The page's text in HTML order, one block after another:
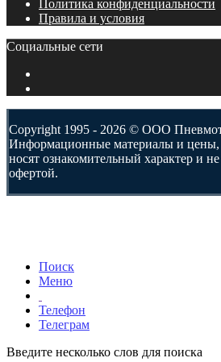
Политика конфиденциальности
Правила и условия
Социальные сети
Copyright 1995 - 2026 © ООО
Информационные материалы и цены,
носят ознакомительный характер и
офертой.
Поиск
Меню
Телефон
Телеграм
Введите несколько слов для поиска